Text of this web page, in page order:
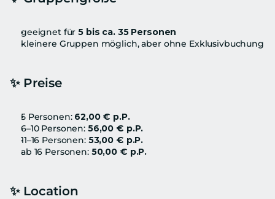
geeignet für 5 bis ca. 35 Personen
kleinere Gruppen möglich, aber ohne Exklusivbuchung
✨ Preise
5 Personen: 62,00 € p.P.
6–10 Personen: 56,00 € p.P.
11–16 Personen: 53,00 € p.P.
ab 16 Personen: 50,00 € p.P.
✨ Location